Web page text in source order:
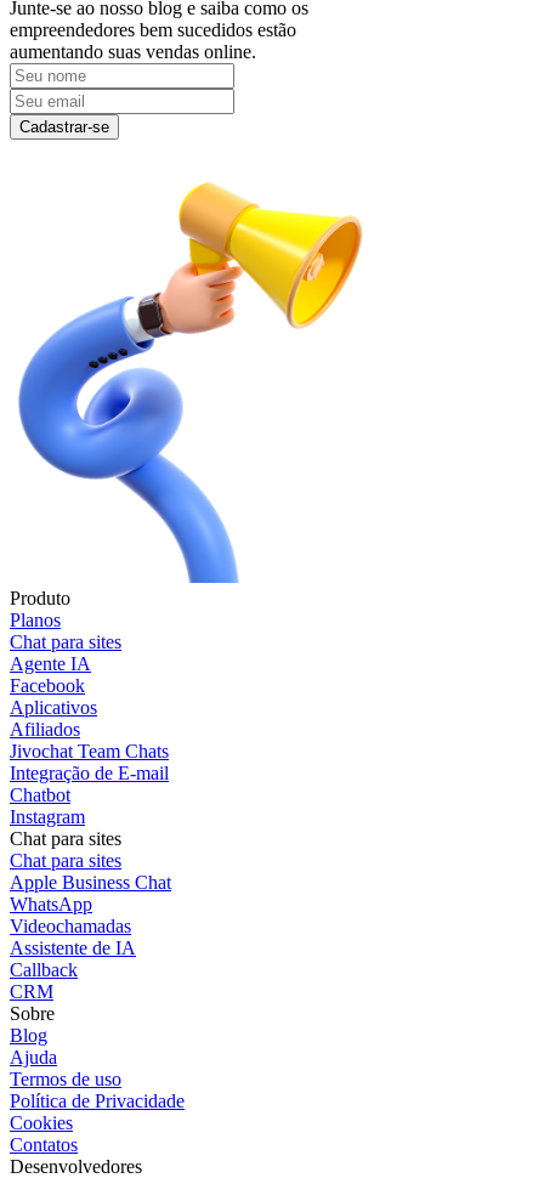
Junte-se ao nosso blog e saiba como os
empreendedores bem sucedidos estão
aumentando suas vendas online.
Cadastrar-se
Produto
Planos
Chat para sites
Agente IA
Facebook
Aplicativos
Afiliados
Jivochat Team Chats
Integração de E-mail
Chatbot
Instagram
Chat para sites
Chat para sites
Apple Business Chat
WhatsApp
Videochamadas
Assistente de IA
Callback
CRM
Sobre
Blog
Ajuda
Termos de uso
Política de Privacidade
Cookies
Contatos
Desenvolvedores